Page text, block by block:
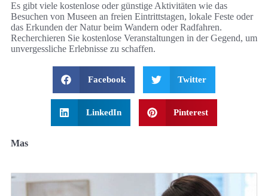
Es gibt viele kostenlose oder günstige Aktivitäten wie das
Besuchen von Museen an freien Eintrittstagen, lokale Feste oder
das Erkunden der Natur beim Wandern oder Radfahren.
Recherchieren Sie kostenlose Veranstaltungen in der Gegend, um
unvergessliche Erlebnisse zu schaffen.
Facebook Twitter
LinkedIn Pinterest
Mas